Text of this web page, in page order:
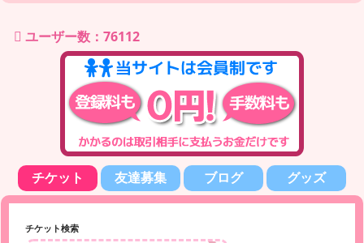
ユーザー数：76112
チケット 友達募集 ブログ グッズ
チケット検索